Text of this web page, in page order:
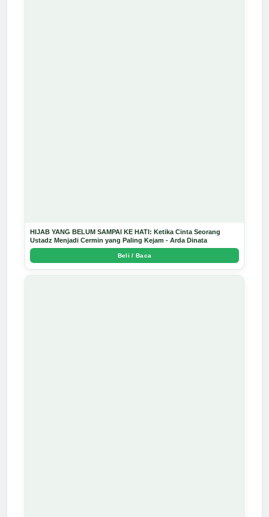
HIJAB YANG BELUM SAMPAI KE HATI: Ketika Cinta Seorang
Ustadz Menjadi Cermin yang Paling Kejam - Arda Dinata
Beli / Baca